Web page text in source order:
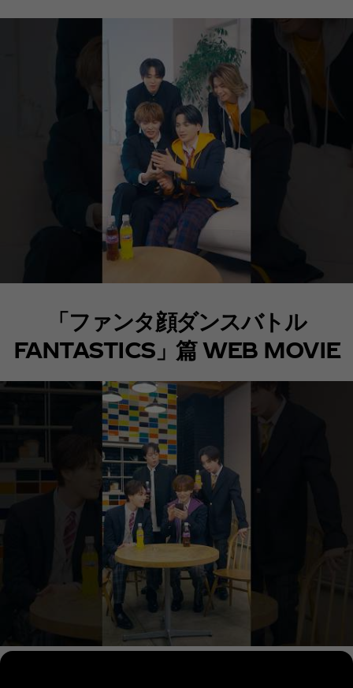
「ファンタ顔ダンスバトル
FANTASTICS」篇 WEB MOVIE